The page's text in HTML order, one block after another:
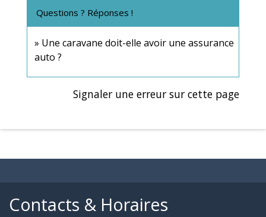
Questions ? Réponses !
Une caravane doit-elle avoir une assurance
auto ?
Signaler une erreur sur cette page
Contacts & Horaires